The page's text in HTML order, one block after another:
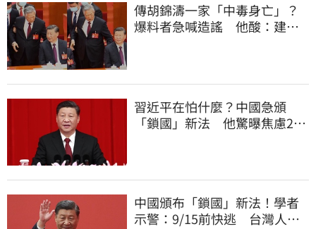
傳胡錦濤一家「中毒身亡」？
爆料者急喊造謠 他酸：建議
習近平在怕什麼？中國急頒
「鎖國」新法 他驚曝焦慮2
中國頒布「鎖國」新法！學者
示警：9/15前快逃 台灣人也